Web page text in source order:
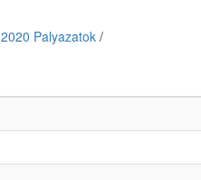
2020 Palyazatok /